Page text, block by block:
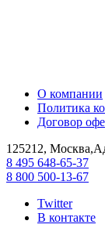
О компании
Политика
Договор
125212,
8 495 648-65-37
8 800 500-13-67
Twitter
В контакте